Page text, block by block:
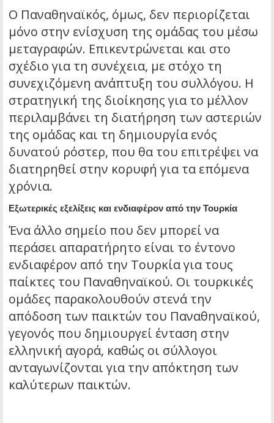
Ο Παναθηναϊκός, όμως, δεν περιορίζεται
μόνο στην ενίσχυση της ομάδας του μέσω
μεταγραφών. Επικεντρώνεται και στο
σχέδιο για τη συνέχεια, με στόχο τη
συνεχιζόμενη ανάπτυξη του συλλόγου. Η
στρατηγική της διοίκησης για το μέλλον
περιλαμβάνει τη διατήρηση των αστεριών
της ομάδας και τη δημιουργία ενός
δυνατού ρόστερ, που θα του επιτρέψει να
διατηρηθεί στην κορυφή για τα επόμενα
χρόνια.
Εξωτερικές εξελίξεις και ενδιαφέρον από την Τουρκία
Ένα άλλο σημείο που δεν μπορεί να
περάσει απαρατήρητο είναι το έντονο
ενδιαφέρον από την Τουρκία για τους
παίκτες του Παναθηναϊκού. Οι τουρκικές
ομάδες παρακολουθούν στενά την
απόδοση των παικτών του Παναθηναϊκού,
γεγονός που δημιουργεί ένταση στην
ελληνική αγορά, καθώς οι σύλλογοι
ανταγωνίζονται για την απόκτηση των
καλύτερων παικτών.